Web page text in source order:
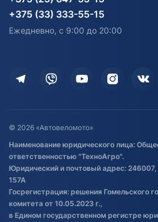
согласия на обработку
Доставка
Дополнительные услуги
Оставить отзыв
Договор публичной оферты
Обработка файлов cookie
Постановка транспорта на учет
Обновления в ЭПТС 2024
Электротранспорт
Здоровье
Электротранспорт
+375 (33) 333-55-15
Ежедневно, с 9:00 до 20:00
© 2026 «Автовеломото»
Наименование юридического лица:
ответственностью "ТехноАгро".
Юридический и почтовый адрес: 246007,
157А
Госрегистрация: решения Гомельского
комитета от 10.05.2023 г.,
в Едином государственном регистре